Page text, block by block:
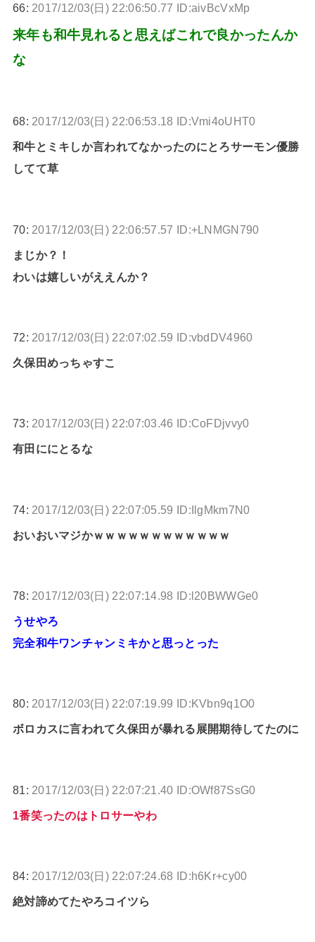
66: 2017/12/03(日) 22:06:50.77 ID:aivBcVxMp
来年も和牛見れると思えばこれで良かったんか
な
68: 2017/12/03(日) 22:06:53.18 ID:Vmi4oUHT0
和牛とミキしか言われてなかったのにとろサーモン優勝
してて草
70: 2017/12/03(日) 22:06:57.57 ID:+LNMGN790
まじか？！
わいは嬉しいがええんか？
72: 2017/12/03(日) 22:07:02.59 ID:vbdDV4960
久保田めっちゃすこ
73: 2017/12/03(日) 22:07:03.46 ID:CoFDjvvy0
有田ににとるな
74: 2017/12/03(日) 22:07:05.59 ID:IlgMkm7N0
おいおいマジかｗｗｗｗｗｗｗｗｗｗｗｗ
78: 2017/12/03(日) 22:07:14.98 ID:l20BWWGe0
うせやろ
完全和牛ワンチャンミキかと思っとった
80: 2017/12/03(日) 22:07:19.99 ID:KVbn9q1O0
ボロカスに言われて久保田が暴れる展開期待してたのに
81: 2017/12/03(日) 22:07:21.40 ID:OWf87SsG0
1番笑ったのはトロサーやわ
84: 2017/12/03(日) 22:07:24.68 ID:h6Kr+cy00
絶対諦めてたやろコイツら